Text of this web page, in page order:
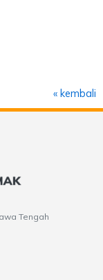
« kembali
Tengah